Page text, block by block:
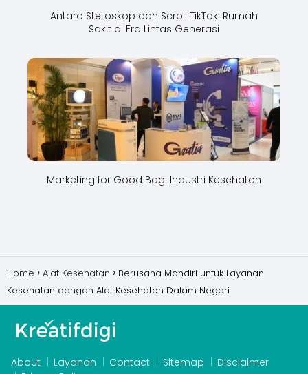
Antara Stetoskop dan Scroll TikTok: Rumah
Sakit di Era Lintas Generasi
Marketing for Good Bagi Industri Kesehatan
Home Alat Kesehatan
Berusaha Mandiri untuk Layanan
Kesehatan dengan Alat Kesehatan Dalam Negeri
About Layanan Contact Sitemap
Disclaimer